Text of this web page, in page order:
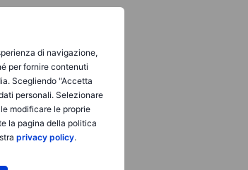
di navigazione,
per fornire contenuti
Scegliendo "Accetta
personali. Selezionare
modificare le proprie
la pagina della politica
privacy policy.
lo
i
al